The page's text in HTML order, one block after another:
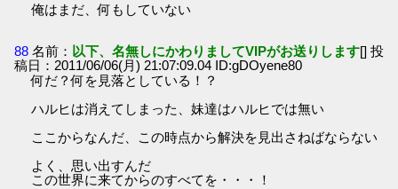
俺はまだ、何もしていない
88 名前： 以下、名無しにかわりましてVIPがお送りします[] 投
稿日：2011/06/06(月) 21:07:09.04 ID:gDOyene80
何だ？何を見落としている！？
ハルヒは消えてしまった、妹達はハルヒでは無い
ここからなんだ、この時点から解決を見出さねばならない
よく、思い出すんだ
この世界に来てからのすべてを・・・！